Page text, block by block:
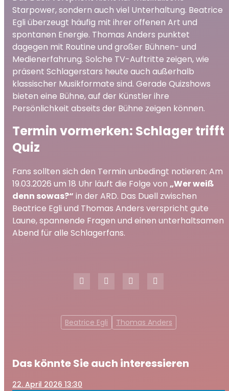
Starpower, sondern auch viel Unterhaltung. Beatrice
Egli überzeugt häufig mit ihrer offenen Art und
spontanen Energie. Thomas Anders punktet
dagegen mit Routine und großer Bühnen- und
Medienerfahrung. Solche TV-Auftritte zeigen, wie
präsent Schlagerstars heute auch außerhalb
klassischer Musikformate sind. Gerade Quizshows
bieten eine Bühne, auf der Künstler ihre
Persönlichkeit abseits der Bühne zeigen können.
Termin vormerken: Schlager trifft
Quiz
Fans sollten sich den Termin unbedingt notieren: Am
19.03.2026 um 18 Uhr läuft die Folge von „Wer weiß
denn sowas?“ in der ARD. Das Duell zwischen
Beatrice Egli und Thomas Anders verspricht gute
Laune, spannende Fragen und einen unterhaltsamen
Abend für alle Schlagerfans.
Beatrice Egli Thomas Anders
Das könnte Sie auch interessieren
22. April 2026 13:30